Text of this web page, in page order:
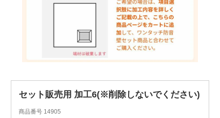
セット販売用 加工6(※削除しないでください)
商品番号 14905